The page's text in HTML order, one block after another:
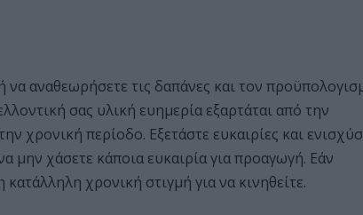
να αναθεωρήσετε τις δαπάνες και τον
σας υλική ευημερία εξαρτάται από την
χρονική περίοδο. Εξετάστε ευκαιρίες και
μην χάσετε κάποια ευκαιρία για προαγωγή. Εάν
χρονική στιγμή για να κινηθείτε.